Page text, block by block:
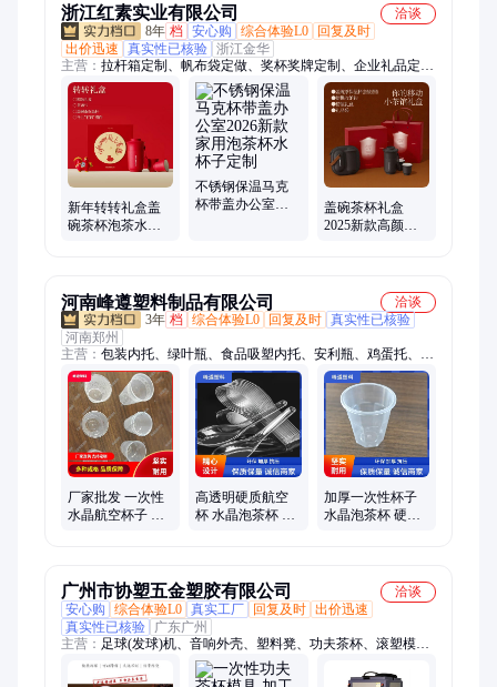
浙江红素实业有限公司
洽谈
8年 档 安心购 综合体验L0
回复及时
出价迅速
真实性已核验 浙江金华
主营： 拉杆箱定制、帆布袋定做、奖杯奖牌定制、企业礼品定
制、保温杯定制、茶具定制、礼品套装定制、冰箱贴定制、文创
礼品定制、商务礼品定制、运动包定制、伴手礼定制、毛绒公仔
定制、高端礼品定制、节日礼品定制、员工伴手礼定制、POLO
衫定制、定制礼盒、笔记本定制、办公礼品定制、周年庆礼品定
制、T恤文化衫定制、钛杯定制、纪念章定制、双肩包定做
新年转转礼盒盖
碗茶杯泡茶水杯
不锈钢保温马克
杯带盖办公室
盖碗茶杯礼盒
2025新款高颜值
河南峰遵塑料制品有限公司
洽谈
3年 档 综合体验L0 回复及时 真实性已核验
河南郑州
主营： 包装内托、绿叶瓶、食品吸塑内托、安利瓶、鸡蛋托、化
工桶、酵素桶、堆码桶、可降解餐盒、塑料桶、塑料瓶、塑料
壶、色拉油壶、塑料油桶、吸塑托盘、洗衣液瓶、色拉油桶、植
绒吸塑内托、花生油瓶、化妆品吸塑托、食用油桶、洗手液瓶、
食用油壶、塑料油瓶、水果托盘
厂家批发 一次性
水晶航空杯子 加
高透明硬质航空
杯 水晶泡茶杯 耐
加厚一次性杯子
水晶泡茶杯 硬质
广州市协塑五金塑胶有限公司
洽谈
安心购
综合体验L0 真实工厂 回复及时 出价迅速
真实性已核验
广东广州
主营： 足球(发球)机、音响外壳、塑料凳、功夫茶杯、滚塑模具
设计、看台座椅、涉水喉(涉水管)、洗地机外壳